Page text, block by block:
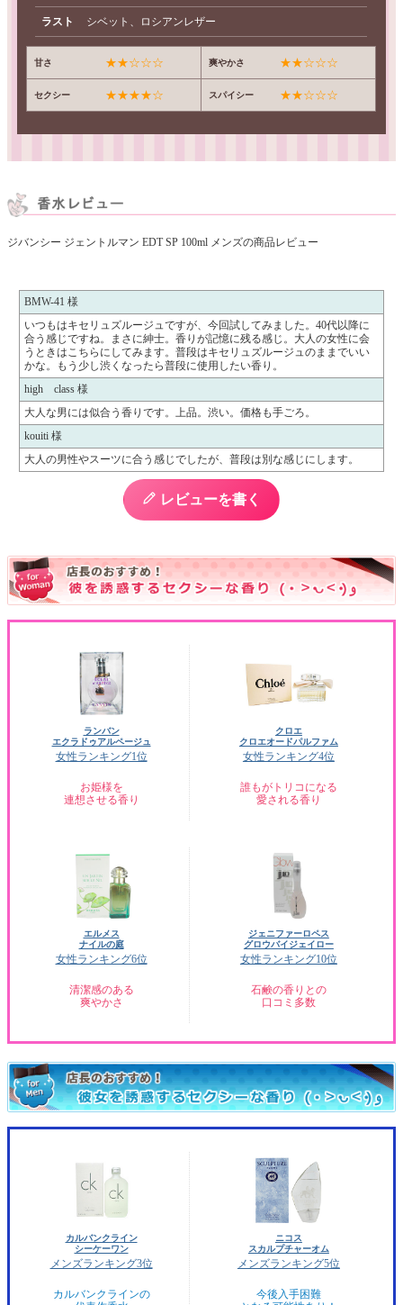
ラスト シベット、ロシアンレザー
甘さ ★★☆☆☆ 爽やかさ ★★☆☆☆
セクシー ★★★★☆ スパイシー ★★☆☆☆
ジバンシー ジェントルマン EDT SP 100ml メンズの商品レビュー
BMW-41 様
いつもはキセリュズルージュですが、今回試してみました。40代以降に
合う感じですね。まさに紳士。香りが記憶に残る感じ。大人の女性に会
うときはこちらにしてみます。普段はキセリュズルージュのままでいい
かな。もう少し渋くなったら普段に使用したい香り。
high class 様
大人な男には似合う香りです。上品。渋い。価格も手ごろ。
kouiti 様
大人の男性やスーツに合う感じでしたが、普段は別な感じにします。
レビューを書く
ランバン
エクラドゥアルページュ
女性ランキング1位
お姫様を
連想させる香り
クロエ
クロエオードパルファム
女性ランキング4位
誰もがトリコになる
愛される香り
エルメス
ナイルの庭
女性ランキング6位
清潔感のある
爽やかさ
ジェニファーロペス
グロウバイジェイロー
女性ランキング10位
石鹸の香りとの
口コミ多数
カルバンクライン
シーケーワン
メンズランキング3位
カルバンクラインの
ニコス
スカルプチャーオム
メンズランキング5位
今後入手困難